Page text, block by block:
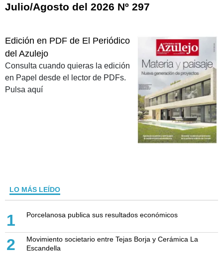
Julio/Agosto del 2026 Nº 297
Edición en PDF de El Periódico
del Azulejo
Consulta cuando quieras la edición
en Papel desde el lector de PDFs.
Pulsa aquí
LO MÁS LEÍDO
1 Porcelanosa publica sus resultados económicos
2
Movimiento societario entre Tejas Borja y Cerámica La
Escandella